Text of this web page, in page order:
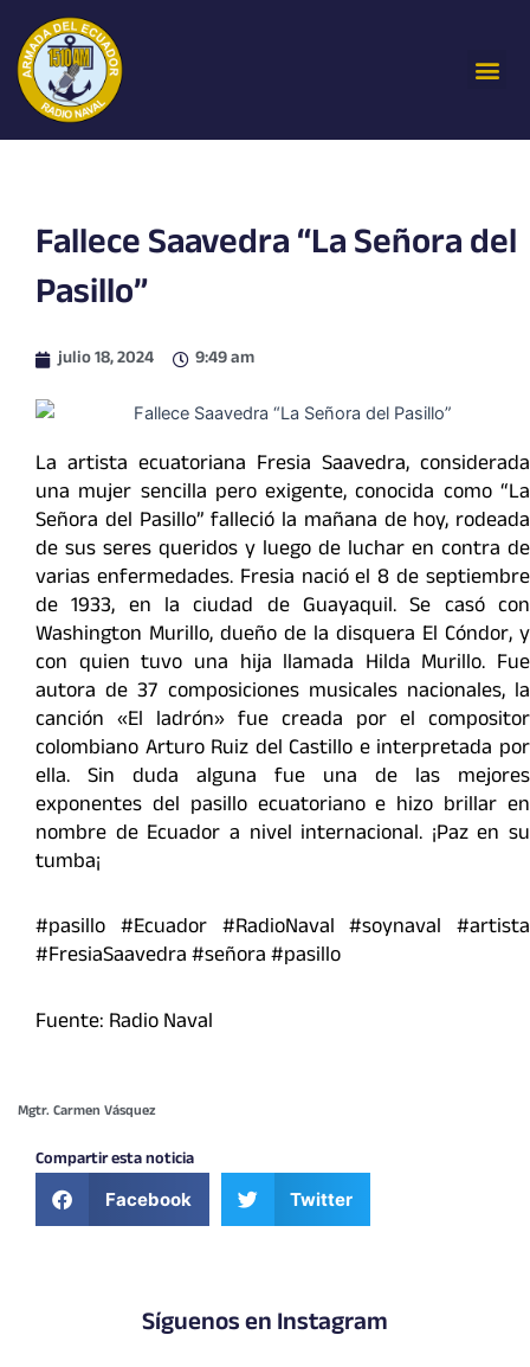
contenido
Fallece Saavedra “La Señora del
Pasillo”
julio 18, 2024 9:49 am
La artista ecuatoriana Fresia Saavedra, considerada
una mujer sencilla pero exigente, conocida como “La
Señora del Pasillo” falleció la mañana de hoy, rodeada
de sus seres queridos y luego de luchar en contra de
varias enfermedades. Fresia nació el 8 de septiembre
de 1933, en la ciudad de Guayaquil. Se casó con
Washington Murillo, dueño de la disquera El Cóndor, y
con quien tuvo una hija llamada Hilda Murillo. Fue
autora de 37 composiciones musicales nacionales, la
canción «El ladrón» fue creada por el compositor
colombiano Arturo Ruiz del Castillo e interpretada por
ella. Sin duda alguna fue una de las mejores
exponentes del pasillo ecuatoriano e hizo brillar en
nombre de Ecuador a nivel internacional. ¡Paz en su
tumba¡
#pasillo #Ecuador #RadioNaval #soynaval #artista
#FresiaSaavedra #señora #pasillo
Fuente: Radio Naval
Mgtr. Carmen Vásquez
Compartir esta noticia
Facebook Twitter
Síguenos en Instagram